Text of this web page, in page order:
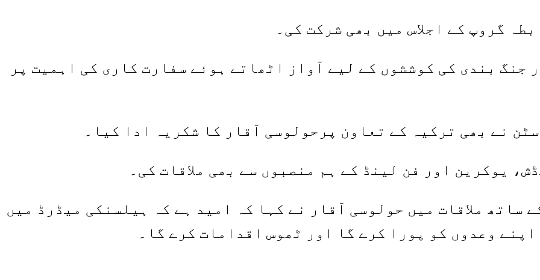
گروپ کے اجلاس میں بھی شرکت کی۔
جنگ بندی کی کوششوں کے لیے آواز اٹھاتے ہوئے سفارت کاری کی اہمیت پر
نے بھی ترکیہ کے تعاون پرحولوسی آقار کا شکریہ ادا کیا۔
یوکرین اور فن لینڈ کے ہم منصبوں سے بھی ملاقات کی۔
ساتھ ملاقات میں حولوسی آقار نے کہا کہ امید ہے کہ ہیلسنکی میڈرڈ میں
وعدوں کو پورا کرے گا اور ٹھوس اقدامات کرے گا۔